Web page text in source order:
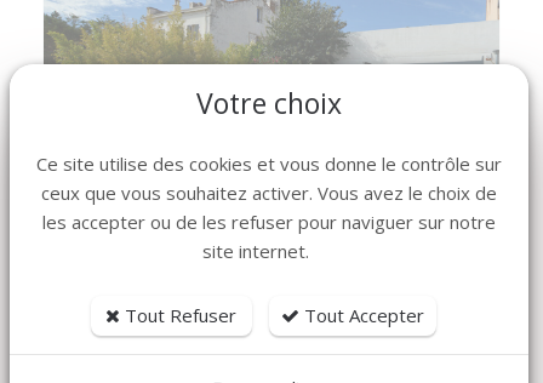
4
piece(s)
153 m2
surface
chambre(s)
Votre choix
Ce site utilise des cookies et vous donne le contrôle sur
ceux que vous souhaitez activer. Vous avez le choix de
les accepter ou de les refuser pour naviguer sur notre
site internet.
Tout Refuser Tout Accepter